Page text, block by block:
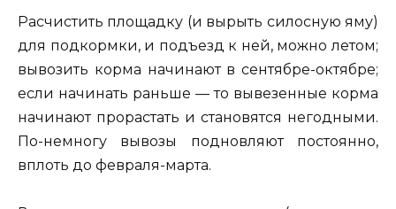
Расчистить площадку (и вырыть силосную яму)
для подкормки, и подъезд к ней, можно летом;
вывозить корма начинают в сентябре-октябре;
если начинать раньше — то вывезенные корма
начинают прорастать и становятся негодными.
По-немногу вывозы подновляют постоянно,
вплоть до февраля-марта.